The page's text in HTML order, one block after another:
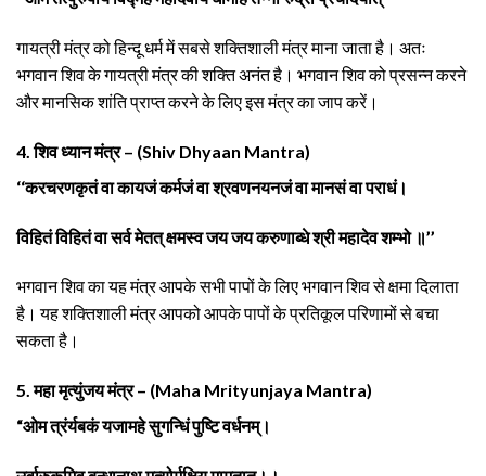
गायत्री मंत्र को हिन्दू धर्म में सबसे शक्तिशाली मंत्र माना जाता है। अतः
भगवान शिव के गायत्री मंत्र की शक्ति अनंत है। भगवान शिव को प्रसन्न करने
और मानसिक शांति प्राप्त करने के लिए इस मंत्र का जाप करें।
4. शिव ध्यान मंत्र – (Shiv Dhyaan Mantra)
‘‘करचरणकृतं वा कायजं कर्मजं वा श्रवणनयनजं वा मानसं वा पराधं।
विहितं विहितं वा सर्व मेतत् क्षमस्व जय जय करुणाब्धे श्री महादेव शम्भो ॥’’
भगवान शिव का यह मंत्र आपके सभी पापों के लिए भगवान शिव से क्षमा दिलाता
है। यह शक्तिशाली मंत्र आपको आपके पापों के प्रतिकूल परिणामों से बचा
सकता है।
5. महा मृत्युंजय मंत्र – (Maha Mrityunjaya Mantra)
“ओम त्रंर्यबकं यजामहे सुगन्धिं पुष्टि वर्धनम्।